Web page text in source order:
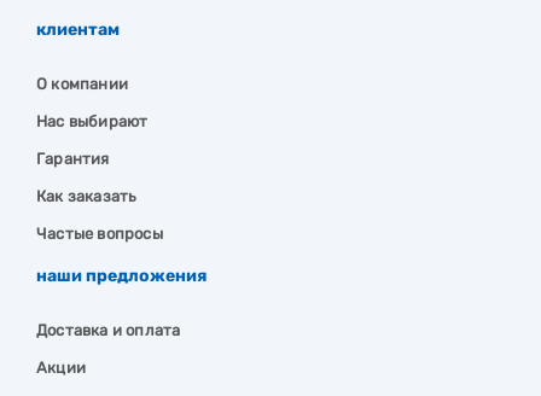
клиентам
О компании
Нас выбирают
Гарантия
Как заказать
Частые вопросы
наши предложения
Доставка и оплата
Акции